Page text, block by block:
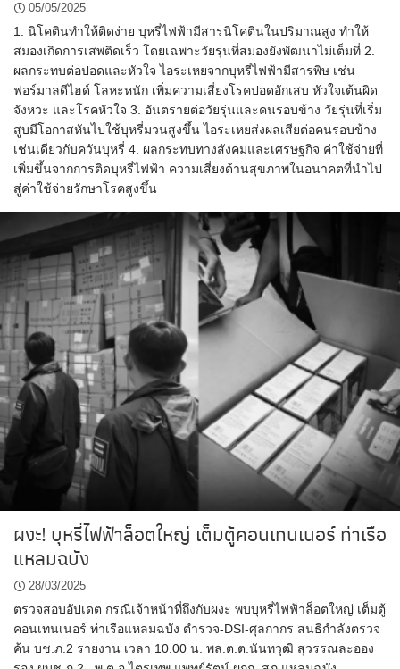
05/05/2025
1. นิโคตินทำให้ติดง่าย บุหรี่ไฟฟ้ามีสารนิโคตินในปริมาณสูง ทำให้
สมองเกิดการเสพติดเร็ว โดยเฉพาะวัยรุ่นที่สมองยังพัฒนาไม่เต็มที่ 2.
ผลกระทบต่อปอดและหัวใจ ไอระเหยจากบุหรี่ไฟฟ้ามีสารพิษ เช่น
ฟอร์มาลดีไฮด์ โลหะหนัก เพิ่มความเสี่ยงโรคปอดอักเสบ หัวใจเต้นผิด
จังหวะ และโรคหัวใจ 3. อันตรายต่อวัยรุ่นและคนรอบข้าง วัยรุ่นที่เริ่ม
สูบมีโอกาสหันไปใช้บุหรี่มวนสูงขึ้น ไอระเหยส่งผลเสียต่อคนรอบข้าง
เช่นเดียวกับควันบุหรี่ 4. ผลกระทบทางสังคมและเศรษฐกิจ ค่าใช้จ่ายที่
เพิ่มขึ้นจากการติดบุหรี่ไฟฟ้า ความเสี่ยงด้านสุขภาพในอนาคตที่นำไป
สู่ค่าใช้จ่ายรักษาโรคสูงขึ้น
ผงะ! บุหรี่ไฟฟ้าล็อตใหญ่ เต็มตู้คอนเทนเนอร์ ท่าเรือ
แหลมฉบัง
28/03/2025
ตรวจสอบอัปเดต กรณีเจ้าหน้าที่ถึงกับผงะ พบบุหรี่ไฟฟ้าล็อตใหญ่ เต็มตู้
คอนเทนเนอร์ ท่าเรือแหลมฉบัง ตำรวจ-DSI-ศุลกากร สนธิกำลังตรวจ
ค้น บช.ภ.2 รายงาน เวลา 10.00 น. พล.ต.ต.นันทวุฒิ สุวรรณละออง